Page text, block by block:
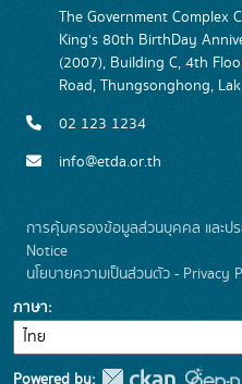
The Government Complex
King's 80th BirthDay
(2007), Building C, 4th
Road, Thungsonghong,
02 123 1234
info@etda.or.th
การคุ้มครองข้อมูลส่วนบุคคล และป
Notice
นโยบายความเป็นส่วนตัว - Privacy
ภาษา
Powered by: